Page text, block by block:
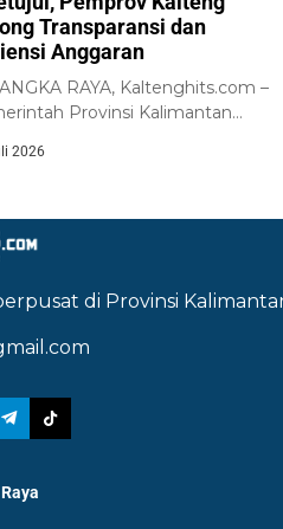
Transparansi dan
Anggaran
RAYA, Kaltenghits.com –
Provinsi Kalimantan
2026
di Provinsi